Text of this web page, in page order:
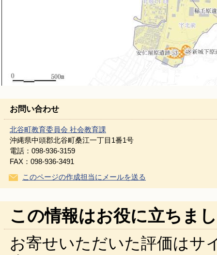
お問い合わせ
北谷町教育委員会 社会教育課
沖縄県中頭郡北谷町桑江一丁目1番1号
電話：098-936-3159
FAX：098-936-3491
このページの作成担当にメールを送る
この情報はお役に立ちま
お寄せいただいた評価はサ